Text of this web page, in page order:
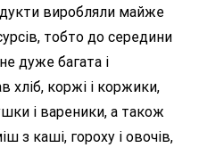
виробляли майже
тобто до середини
дуже багата і
хліб, коржі і коржики,
і вареники, а також
з каші, гороху і овочів,